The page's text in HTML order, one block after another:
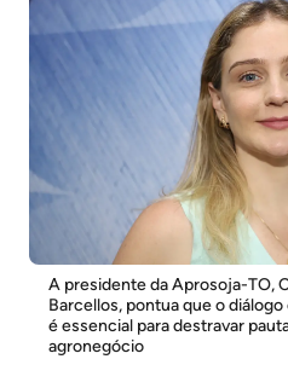
A presidente da Aprosoja-TO,
Barcellos, pontua que o
é essencial para destravar
agronegócio